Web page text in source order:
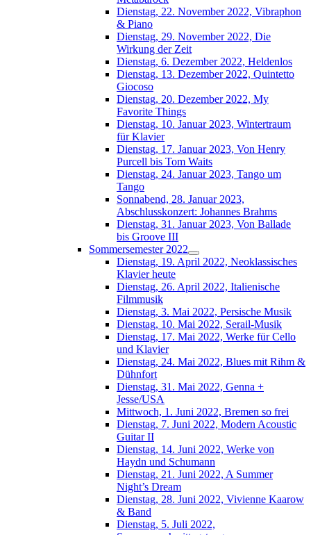
Dienstag, 22. November 2022, Vibraphon
& Piano
Dienstag, 29. November 2022, Die
Wirkung der Zeit
Dienstag, 6. Dezember 2022, Heldenlos
Dienstag, 13. Dezember 2022, Quintetto
Giocoso
Dienstag, 20. Dezember 2022, My
Favorite Things
Dienstag, 10. Januar 2023, Wintertraum
für Klavier
Dienstag, 17. Januar 2023, Von Henry
Purcell bis Tom Waits
Dienstag, 24. Januar 2023, Tango um
Tango
Sonnabend, 28. Januar 2023,
Abschlusskonzert: Johannes Brahms
Dienstag, 31. Januar 2023, Von Ballade
bis Groove III
Sommersemester 2022
Dienstag, 19. April 2022, Neoklassisches
Klavier heute
Dienstag, 26. April 2022, Italienische
Filmmusik
Dienstag, 3. Mai 2022, Persische Musik
Dienstag, 10. Mai 2022, Serail-Musik
Dienstag, 17. Mai 2022, Werke für Cello
und Klavier
Dienstag, 24. Mai 2022, Blues mit Rihm &
Dühnfort
Dienstag, 31. Mai 2022, Genna +
Jesse/USA
Mittwoch, 1. Juni 2022, Bremen so frei
Dienstag, 7. Juni 2022, Modern Acoustic
Guitar II
Dienstag, 14. Juni 2022, Werke von
Haydn und Schumann
Dienstag, 21. Juni 2022, A Summer
Night’s Dream
Dienstag, 28. Juni 2022, Vivienne Kaarow
& Band
Dienstag, 5. Juli 2022,